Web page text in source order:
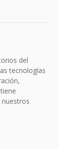
del
tecnologías